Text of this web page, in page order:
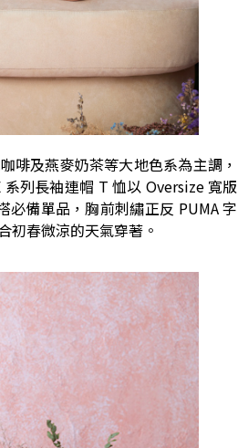
啡及燕麥奶茶等大地色系為主調，
列長袖連帽 T 恤以 Oversize 寬版
備單品，胸前刺繡正反 PUMA 字
初春微涼的天氣穿著。